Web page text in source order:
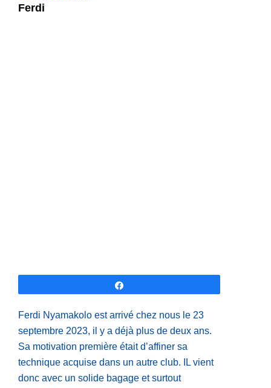
Ferdi
Ferdi Nyamakolo est arrivé chez nous le 23
septembre 2023, il y a déjà plus de deux ans.
Sa motivation première était d’affiner sa
technique acquise dans un autre club. IL vient
donc avec un solide bagage et surtout